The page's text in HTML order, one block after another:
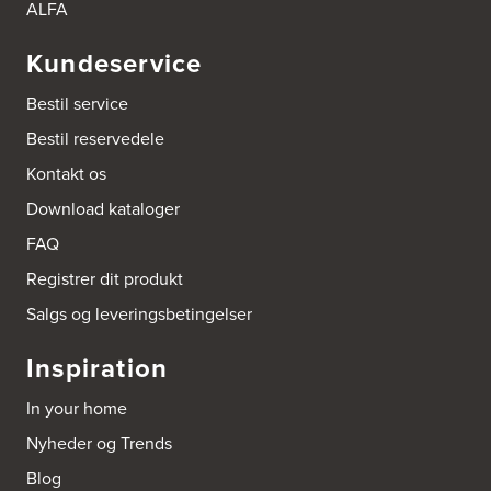
https://hvidtogfrit.dk/forhandler/aktiv-hvidevareservice/
Amager Køkken bad & Garderobe
2770 Kastrup
http://www.amagerkoekken.dk/
Gutenbergvej 1
9510 Arden
Tel.:
http://www.el-salg.dk
Arnum El-service ApS
Vestergade 30
6510 Gram
http://www.el-salg.dk
ALFA
Kundeservice
Bestil service
Bestil reservedele
Kontakt os
Download kataloger
FAQ
Registrer dit produkt
Salgs og leveringsbetingelser
Inspiration
In your home
Nyheder og Trends
Blog